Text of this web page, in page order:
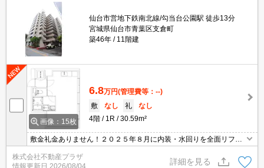
仙台市営地下鉄南北線/勾当台公園駅 徒歩13分
宮城県仙台市青葉区支倉町
築46年
11階建
画像：15枚
6.8万円(管理費等：--)
敷
なし 礼
なし
4階
1R 30.59m²
敷金礼金ありません！２０２５年８月に内装・水回りを全面リフォ
ーム完了！東北大病院徒歩圏の分譲マンションタイプ賃貸物件で
す。広々とした延床面積３０．５９㎡の居室空間。
株式会社不動産プラザ
情報更新日 2026/08/04
詳細を見る